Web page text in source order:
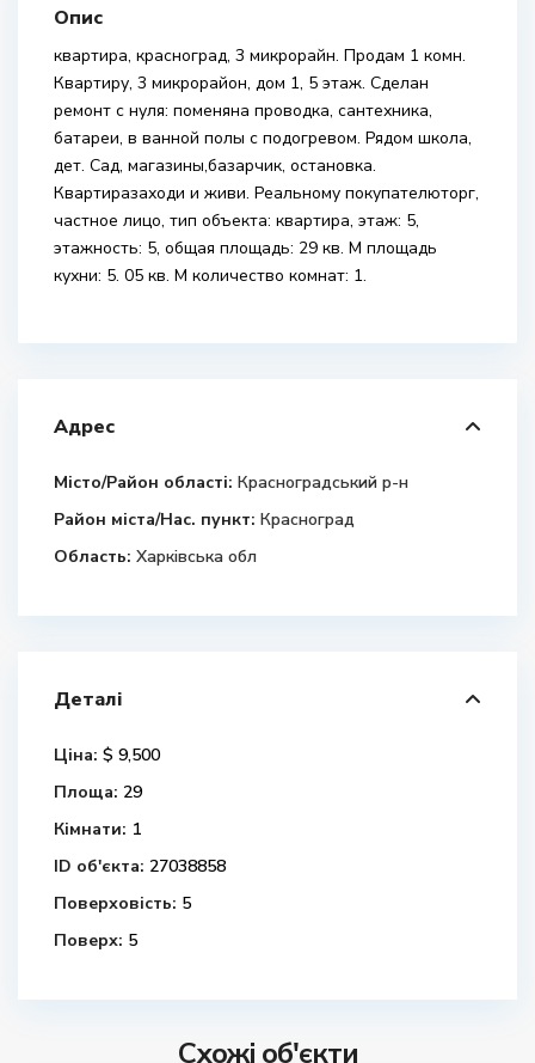
Опис
квартира, красноград, 3 микрорайн. Продам 1 комн.
Квартиру, 3 микрорайон, дом 1, 5 этаж. Сделан
ремонт с нуля: поменяна проводка, сантехника,
батареи, в ванной полы с подогревом. Рядом школа,
дет. Сад, магазины,базарчик, остановка.
Квартиразаходи и живи. Реальному покупателюторг,
частное лицо, тип объекта: квартира, этаж: 5,
этажность: 5, общая площадь: 29 кв. М площадь
кухни: 5. 05 кв. М количество комнат: 1.
Адрес
Місто/Район області: Красноградський р-н
Район міста/Нас. пункт: Красноград
Область: Харківська обл
Деталі
Ціна: $ 9,500
Площа: 29
Кімнати: 1
ID об'єкта: 27038858
Поверховість: 5
Поверх: 5
Схожі об'єкти